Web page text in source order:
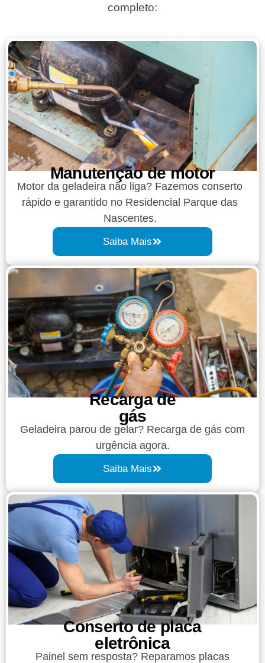
completo:
Manutenção de motor
Motor da geladeira não liga? Fazemos conserto
rápido e garantido no Residencial Parque das
Nascentes.
Saiba Mais
Recarga de
gás
Geladeira parou de gelar? Recarga de gás com
urgência agora.
Saiba Mais
Conserto de placa
eletrônica
Painel sem resposta? Reparamos placas